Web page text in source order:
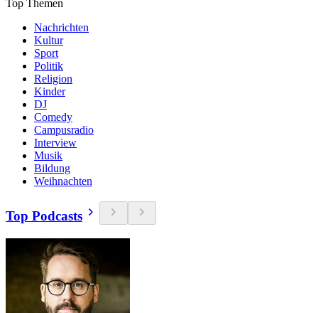
Top Themen
Nachrichten
Kultur
Sport
Politik
Religion
Kinder
DJ
Comedy
Campusradio
Interview
Musik
Bildung
Weihnachten
Top Podcasts